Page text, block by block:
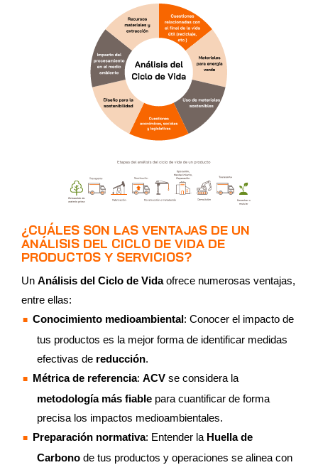
¿CUÁLES SON LAS VENTAJAS DE UN
ANÁLISIS DEL CICLO DE VIDA DE
PRODUCTOS Y SERVICIOS?
Un Análisis del Ciclo de Vidaofrece numerosas ventajas,
entre ellas:
Conocimiento medioambiental: Conocer el impacto de
tus productos es la mejor forma de identificar medidas
efectivas de reducción.
Métrica de referencia: ACV se considera la
metodología más fiable para cuantificar de forma
precisa los impactos medioambientales.
Preparación normativa: Entender la Huella de
Carbono de tus productos y operaciones se alinea con